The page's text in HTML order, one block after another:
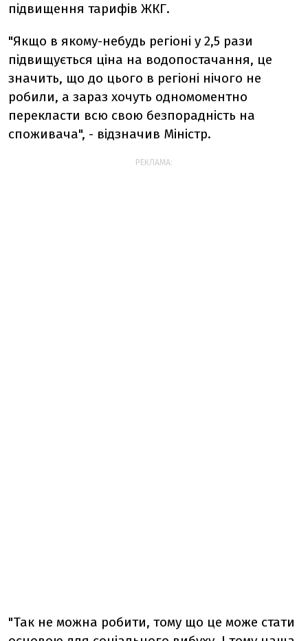
підвищення тарифів ЖКГ.
"Якщо в якому-небудь регіоні у 2,5 рази
підвищується ціна на водопостачання, це
значить, що до цього в регіоні нічого не
робили, а зараз хочуть одномоментно
перекласти всю свою безпорадність на
споживача", - відзначив Міністр.
РЕКЛАМА:
"Так не можна робити, тому що це може стати